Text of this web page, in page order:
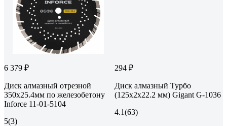
6 379 ₽
Диск алмазный отрезной
350x25.4мм по железобетону
Inforce 11-01-5104
5(3)
294 ₽
Диск алмазный Турбо
(125x2x22.2 мм) Gigant G-1036
4.1(63)